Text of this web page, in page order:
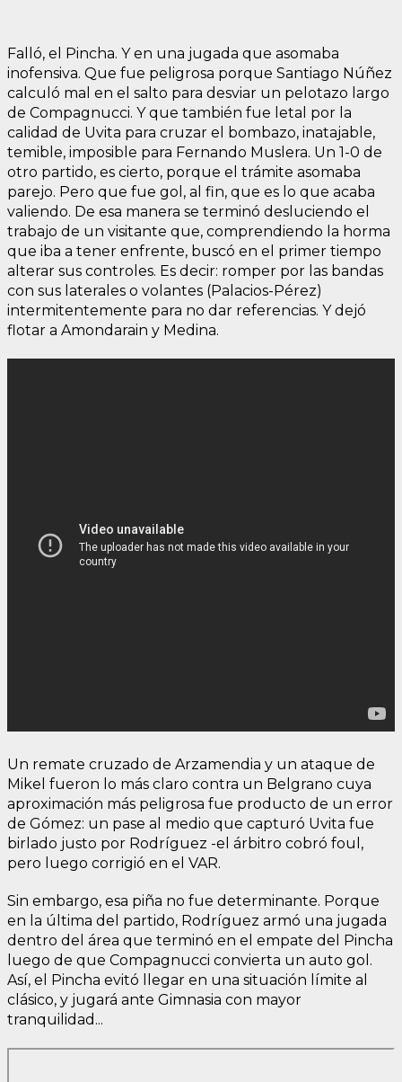
Falló, el Pincha. Y en una jugada que asomaba
inofensiva. Que fue peligrosa porque Santiago Núñez
calculó mal en el salto para desviar un pelotazo largo
de Compagnucci. Y que también fue letal por la
calidad de Uvita para cruzar el bombazo, inatajable,
temible, imposible para Fernando Muslera. Un 1-0 de
otro partido, es cierto, porque el trámite asomaba
parejo. Pero que fue gol, al fin, que es lo que acaba
valiendo. De esa manera se terminó desluciendo el
trabajo de un visitante que, comprendiendo la horma
que iba a tener enfrente, buscó en el primer tiempo
alterar sus controles. Es decir: romper por las bandas
con sus laterales o volantes (Palacios-Pérez)
intermitentemente para no dar referencias. Y dejó
flotar a Amondarain y Medina.
Un remate cruzado de Arzamendia y un ataque de
Mikel fueron lo más claro contra un Belgrano cuya
aproximación más peligrosa fue producto de un error
de Gómez: un pase al medio que capturó Uvita fue
birlado justo por Rodríguez -el árbitro cobró foul,
pero luego corrigió en el VAR.
Sin embargo, esa piña no fue determinante. Porque
en la última del partido, Rodríguez armó una jugada
dentro del área que terminó en el empate del Pincha
luego de que Compagnucci convierta un auto gol.
Así, el Pincha evitó llegar en una situación límite al
clásico, y jugará ante Gimnasia con mayor
tranquilidad...